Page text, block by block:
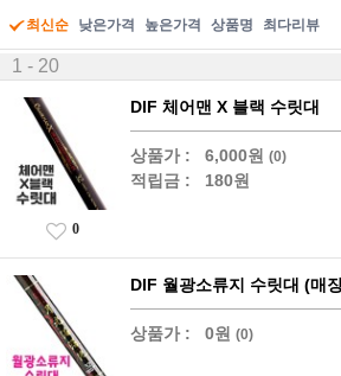
최신순 낮은가격 높은가격 상품명 최다리뷰
1 - 20
DIF 체어맨 X 블랙 수릿대
상품가 : 6,000원 (0)
적립금 : 180원
0
DIF 월광소류지 수릿대 (매
상품가 : 0원 (0)